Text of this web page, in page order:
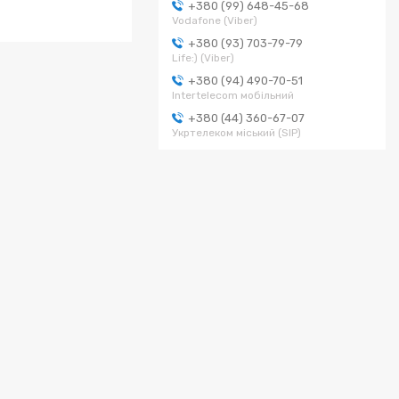
+380 (99) 648-45-68
Vodafone (Viber)
+380 (93) 703-79-79
Life:) (Viber)
+380 (94) 490-70-51
Intertelecom мобільний
+380 (44) 360-67-07
Укртелеком міський (SIP)